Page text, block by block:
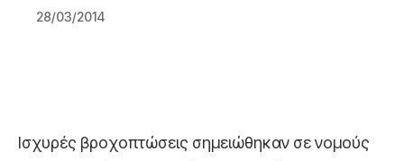
28/03/2014
Ισχυρές βροχοπτώσεις σημειώθηκαν σε νομούς